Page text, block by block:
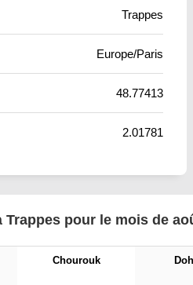
Trappes
Europe/Paris
48.77413
2.01781
pour le mois de
Chourouk